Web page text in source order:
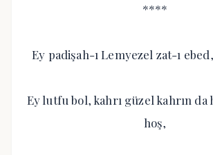
****
Ey padişah-ı Lemyezel zat-ı
Ey lutfu bol, kahrı güzel kahrın da
hoş,